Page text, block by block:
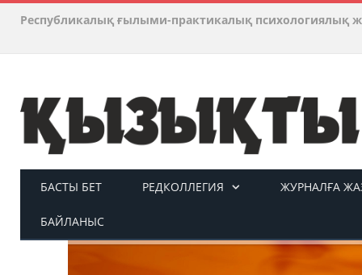
Республикалық ғылыми-практикалық психологиялық
БАСТЫ БЕТ РЕДКОЛЛЕГИЯ ЖУРНАЛҒА
БАЙЛАНЫС